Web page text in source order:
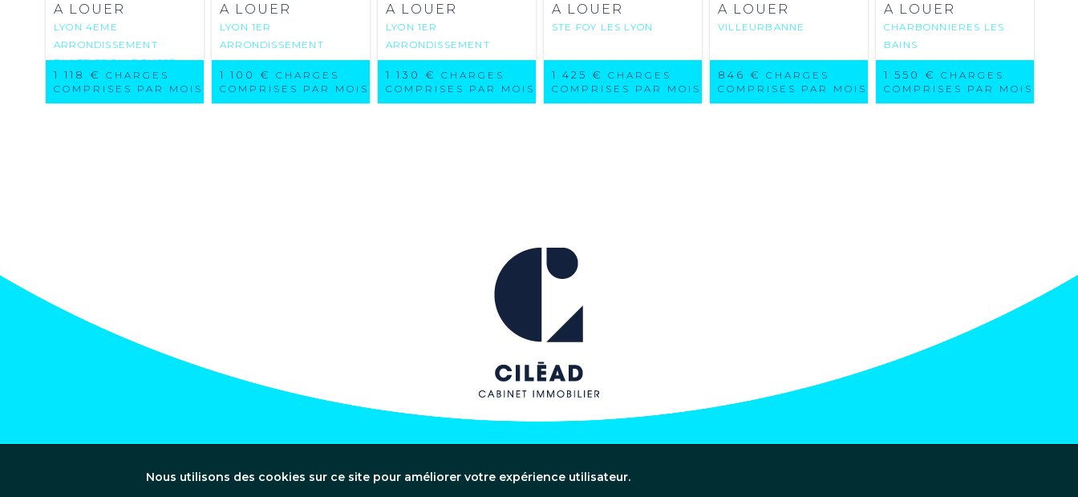
A LOUER
LYON 4EME
ARRONDISSEMENT
PLACE CROIX ROUSSE-
AUSTERLITZ
1 118 € CHARGES
COMPRISES PAR MOIS
A LOUER
LYON 1ER
ARRONDISSEMENT
1 100 € CHARGES
COMPRISES PAR MOIS
A LOUER
LYON 1ER
ARRONDISSEMENT
1 130 € CHARGES
COMPRISES PAR MOIS
A LOUER
STE FOY LES LYON
1 425 € CHARGES
COMPRISES PAR MOIS
A LOUER
VILLEURBANNE
846 € CHARGES
COMPRISES PAR MOIS
A LOUER
CHARBONNIERES LES
BAINS
1 550 € CHARGES
COMPRISES PAR MOIS
Nous utilisons des cookies sur ce site pour améliorer votre expérience utilisateur.